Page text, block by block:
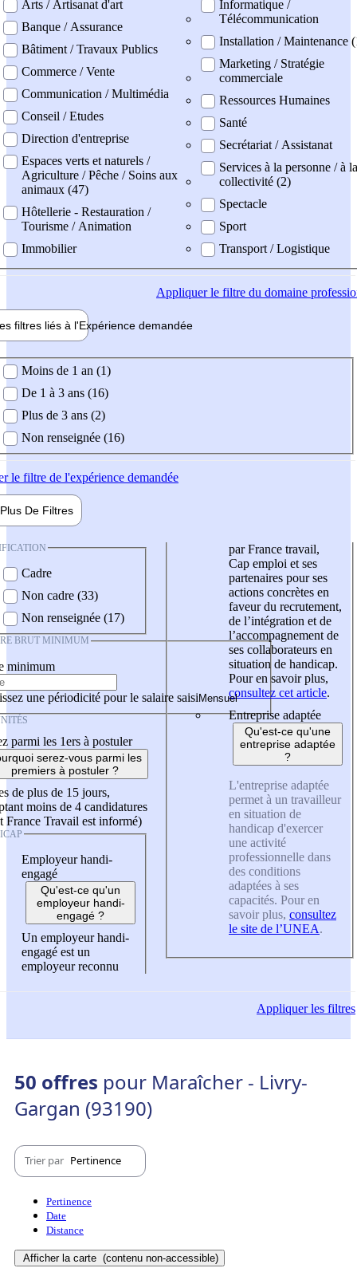
Arts / Artisanat d'art
Banque / Assurance
Bâtiment / Travaux Publics
Commerce / Vente
Communication / Multimédia
Conseil / Etudes
Direction d'entreprise
Espaces verts et naturels /
Agriculture / Pêche / Soins aux
animaux (47)
Hôtellerie - Restauration /
Tourisme / Animation
Immobilier
Informatique /
Télécommunication
Installation / Maintenance
Marketing / Stratégie
commerciale
Ressources Humaines
Santé
Secrétariat / Assistanat
Services à la personne / à la
collectivité (2)
Spectacle
Sport
Transport / Logistique
Appliquerle filtre du domaine
filtres liés à l'Expérience demandée
demandée
Moins de 1 an (1)
De 1 à 3 ans (16)
Plus de 3 ans (2)
Non renseignée (16)
le filtre de l'expérience demandée
Plus De Filtres
Cadre
Non cadre (33)
Non renseignée (17)
BRUT MINIMUM
minimum
une périodicité pour le salaire saisi
parmi les 1ers à postuler
serez-vous parmi les
premiers à postuler ?
de plus de 15 jours,
moins de 4 candidatures
France Travail est informé)
Employeur handi-
engagé
Qu'est-ce qu'un
employeur handi-
engagé ?
Un employeur handi-
engagé est un
employeur reconnu
par France travail,
Cap emploi et ses
partenaires pour ses
actions concrètes en
faveur du recrutement,
de l’intégration et de
l’accompagnement de
ses collaborateurs en
situation de handicap.
Pour en savoir plus,
consultez cet article.
Entreprise adaptée
Qu'est-ce qu'une
entreprise adaptée
?
L'entreprise adaptée
permet à un travailleur
en situation de
handicap d'exercer
une activité
professionnelle dans
des conditions
adaptées à ses
capacités. Pour en
savoir plus, consultez
le site de l’UNEA.
Appliquerles filtres
50 offres pour Maraîcher - Livry-
Gargan (93190)
Trier par Pertinence
Pertinence
Date
Distance
Afficher la carte (contenu non-accessible)